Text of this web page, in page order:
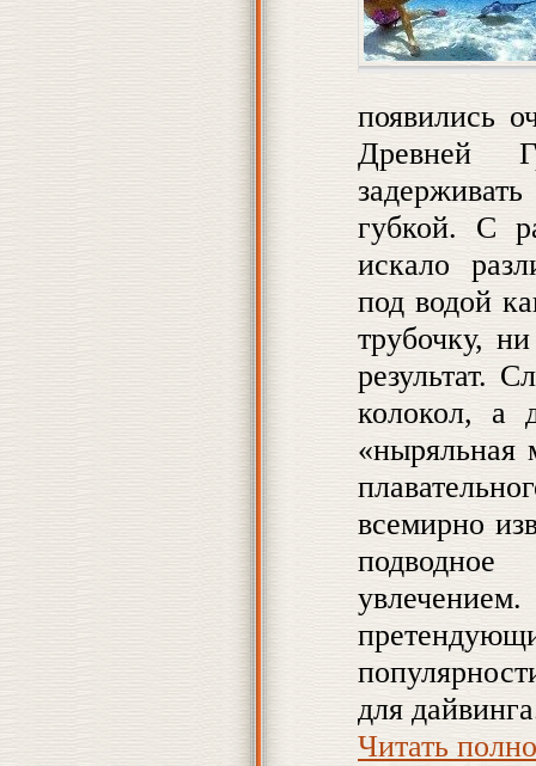
появились
Древней
губкой. С
искало
под водой
трубочку,
результат.
колокол, а
«ныряльная
всемирно
для
Читать